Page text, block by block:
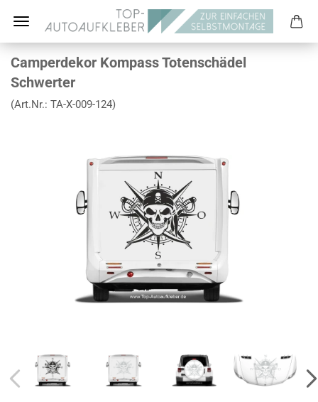
Camperdekor Kompass Totenschädel
Schwerter
(Art.Nr.: TA-X-009-124)